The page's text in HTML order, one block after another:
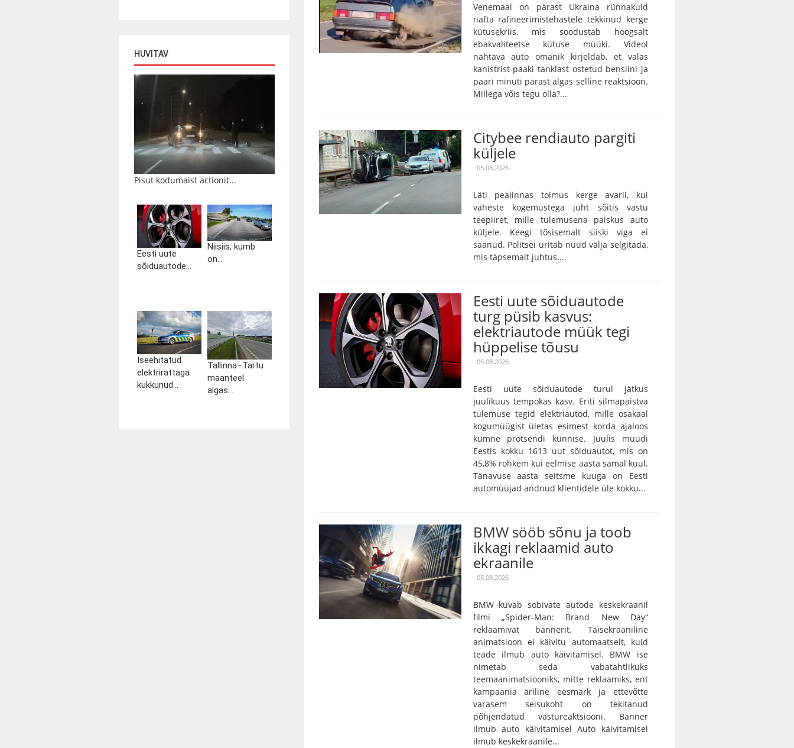
HUVITAV
Pisut kodumaist actionit...
Eesti uute
sõiduautode...
Niisiis, kumb
on...
Iseehitatud
elektrirattaga
kukkunud...
Tallinna–Tartu
maanteel
algas...
Venemaal on pärast Ukraina rünnakuid
nafta rafineerimistehastele tekkinud kerge
kütusekriis, mis soodustab hoogsalt
ebakvaliteetse kütuse müüki. Videol
nähtava auto omanik kirjeldab, et valas
kanistrist paaki tanklast ostetud bensiini ja
paari minuti pärast algas selline reaktsioon.
Millega võis tegu olla?...
Citybee rendiauto pargiti
küljele
05.08.2026
Läti pealinnas toimus kerge avarii, kui
väheste kogemustega juht sõitis vastu
teepiiret, mille tulemusena paiskus auto
küljele. Keegi tõsisemalt siiski viga ei
saanud. Politsei üritab nüüd välja selgitada,
mis täpsemalt juhtus....
Eesti uute sõiduautode
turg püsib kasvus:
elektriautode müük tegi
hüppelise tõusu
05.08.2026
Eesti uute sõiduautode turul jätkus
juulikuus tempokas kasv. Eriti silmapaistva
tulemuse tegid elektriautod, mille osakaal
kogumüügist ületas esimest korda ajaloos
kümne protsendi künnise. Juulis müüdi
Eestis kokku 1613 uut sõiduautot, mis on
45,8% rohkem kui eelmise aasta samal kuul.
Tänavuse aasta seitsme kuuga on Eesti
automüüjad andnud klientidele üle kokku...
BMW sööb sõnu ja toob
ikkagi reklaamid auto
ekraanile
05.08.2026
BMW kuvab sobivate autode keskekraanil
filmi „Spider-Man: Brand New Day“
reklaamivat bännerit. Täisekraaniline
animatsioon ei käivitu automaatselt, kuid
teade ilmub auto käivitamisel. BMW ise
nimetab seda vabatahtlikuks
teemaanimatsiooniks, mitte reklaamiks, ent
kampaania äriline eesmärk ja ettevõtte
varasem seisukoht on tekitanud
põhjendatud vastureaktsiooni. Bänner
ilmub auto käivitamisel Auto käivitamisel
ilmub keskekraanile...